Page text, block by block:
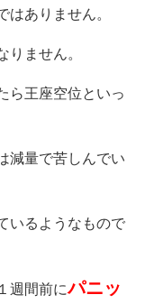
はありません。
りません。
ら王座空位といっ
減量で苦しんでい
いるようなもので
週間前にパニッ